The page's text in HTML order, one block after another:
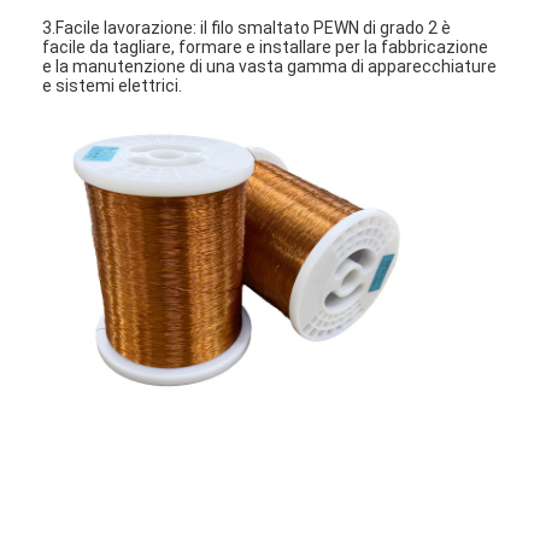
3.Facile lavorazione: il filo smaltato PEWN di grado 2 è
facile da tagliare, formare e installare per la fabbricazione
e la manutenzione di una vasta gamma di apparecchiature
e sistemi elettrici.